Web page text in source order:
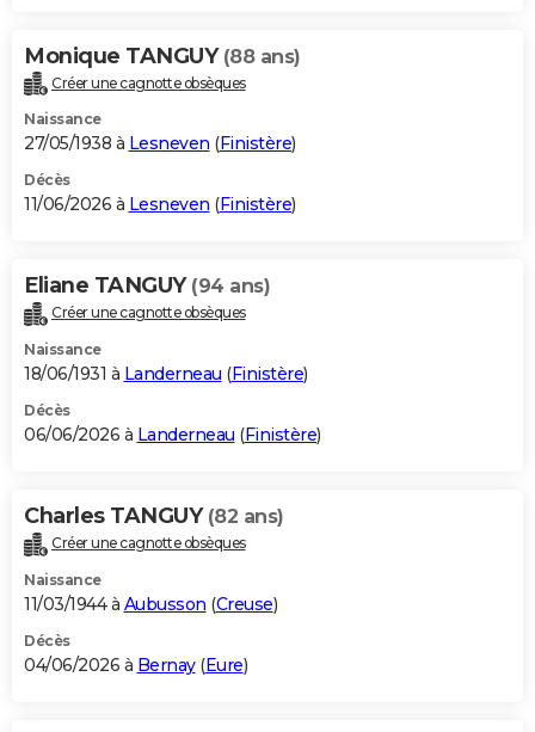
Monique TANGUY (88 ans)
Créer une cagnotte obsèques
Naissance
27/05/1938 à Lesneven (Finistère)
Décès
11/06/2026 à Lesneven (Finistère)
Eliane TANGUY (94 ans)
Créer une cagnotte obsèques
Naissance
18/06/1931 à Landerneau (Finistère)
Décès
06/06/2026 à Landerneau (Finistère)
Charles TANGUY (82 ans)
Créer une cagnotte obsèques
Naissance
11/03/1944 à Aubusson (Creuse)
Décès
04/06/2026 à Bernay(Eure)